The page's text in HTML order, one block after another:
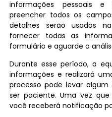
informações pessoais e
preencher todos os
detalhes serão usados
fornecer todas as
formulário e aguarde a
Durante esse período, a
informações e realizará
processo pode levar
ser paciente. Uma vez
você receberá notificação